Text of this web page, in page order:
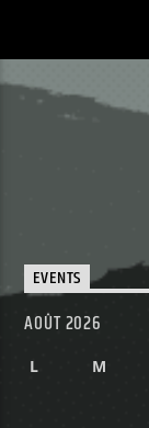
EVENTS
AOÛT 2026
L M